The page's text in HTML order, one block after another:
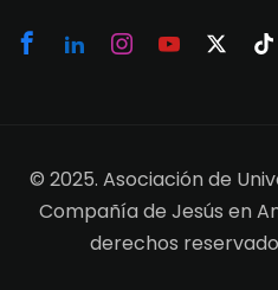
© 2025. Asociación de
Compañía de Jesús en
derechos